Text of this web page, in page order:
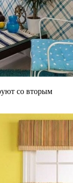
со вторым